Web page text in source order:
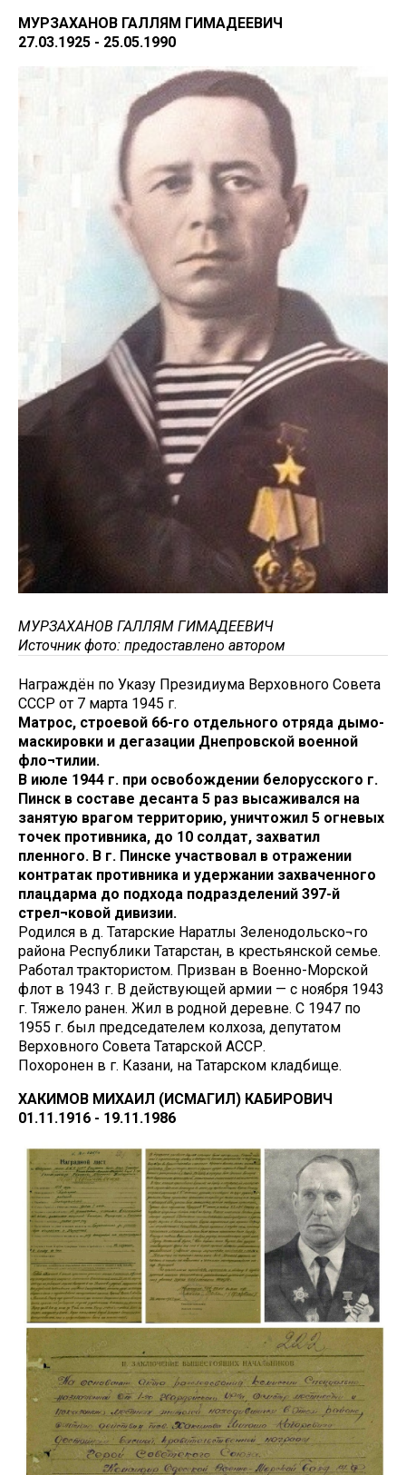
МУРЗАХАНОВ ГАЛЛЯМ ГИМАДЕЕВИЧ
27.03.1925 - 25.05.1990
МУРЗАХАНОВ ГАЛЛЯМ ГИМАДЕЕВИЧ
Источник фото: предоставлено автором
Награждён по Указу Президиума Верховного Совета
СССР от 7 марта 1945 г.
Матрос, строевой 66-го отдельного отряда дымо-
маскировки и дегазации Днепровской военной
фло¬тилии.
В июле 1944 г. при освобождении белорусского г.
Пинск в составе десанта 5 раз высаживался на
занятую врагом территорию, уничтожил 5 огневых
точек противника, до 10 солдат, захватил
пленного. В г. Пинске участвовал в отражении
контратак противника и удержании захваченного
плацдарма до подхода подразделений 397-й
стрел¬ковой дивизии.
Родился в д. Татарские Наратлы Зеленодольско¬го
района Республики Татарстан, в крестьянской семье.
Работал трактористом. Призван в Военно-Морской
флот в 1943 г. В действующей армии — с ноября 1943
г. Тяжело ранен. Жил в родной деревне. С 1947 по
1955 г. был председателем колхоза, депутатом
Верховного Совета Татарской АССР.
Похоронен в г. Казани, на Татарском кладбище.
ХАКИМОВ МИХАИЛ (ИСМАГИЛ) КАБИРОВИЧ
01.11.1916 - 19.11.1986